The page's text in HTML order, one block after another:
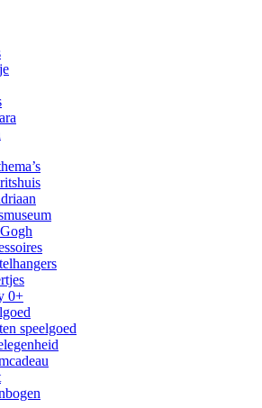
0+
speelgoed